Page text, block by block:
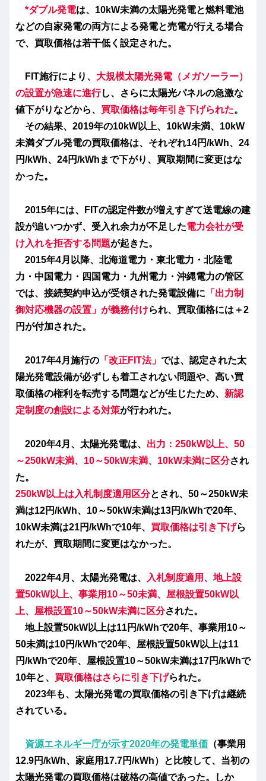
*ダブル発電は、10kW未満の太陽光発電と燃料電池
などの自家発電の両方による発電と売電が行える場合
で、買取価格は若干低く設定された。
FIT施行により、 大規模太陽光発電（メガソーラー）
の設置が急速に進行し、さらに太陽光パネルの急激な
値下がりなどから、 買取価格は毎年引き下げられた。
その結果、2019年の10kW以上、10kW未満、10kW
未満ダブル発電の買取価格は、それぞれ14円/kWh、24
円/kWh、24円/kWhまで下がり、買取期間に変更はな
かった。
2015年には、FITの認定件数が増えすぎて送電線の建
設が追いつかず、受入れ余力が不足した電力会社が受
け入れを拒否する問題が起きた。
2015年4月以降、北海道電力・東北電力・北陸電
力・中国電力・四国電力・九州電力・沖縄電力の管区
では、接続契約申込が受領された発電設備に 「出力制
御対応機器の設置」が義務付けられ、 買取価格には＋2
円が付加された。
2017年4月施行の 「 改正FIT法」 では、 認定された太
陽光発電設備が必ずしも着工されない問題や、高い買
取価格の権利を転売する問題などが生じたため、 新認
定制度の創設による対策が行われた。
2020年4月、 太陽光発電は、 出力：250kW以上、50
～250kW未満、10～50kW未満、10kW未満に区分され
た。
250kW以上は入札制度適用区分とされ、50～250kW未
満は12円/kWh、10～50kW未満は13円/kWhで20年、
10kW未満は21円/kWhで10年、 買取価格は引き下げら
れたが、買取期間に変更はなかった。
2022年4月、 太陽光発電は、
入札制度適用、地上設
置50kW以上、事業用10～50未満、屋根設置50kW以
上、屋根設置10～50kW未満に区分された。
地上設置50kW以上は11円/kWhで20年、事業用10～
50未満は10円/kWhで20年、屋根設置50kW以上は11
円/kWhで20年、屋根設置10～50kW未満は17円/kWhで
10年と、 買取価格はさらに引き下げられた。
2023年も、太陽光発電の買取価格の引き下げは継続
されている。
資源エネルギー庁が示す2020年の発電単価 （事業用
12.9円/kWh、家庭用17.7円/kWh）
と比較して、当初の
太陽光発電の買取価格は破格の高値であった。しか